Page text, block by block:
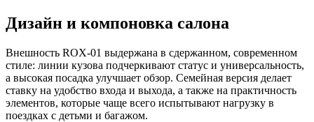
Дизайн и компоновка салона
Внешность ROX-01 выдержана в сдержанном, современном
стиле: линии кузова подчеркивают статус и универсальность,
а высокая посадка улучшает обзор. Семейная версия делает
ставку на удобство входа и выхода, а также на практичность
элементов, которые чаще всего испытывают нагрузку в
поездках с детьми и багажом.